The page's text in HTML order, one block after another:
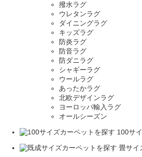
撥水ラグ
ウレタンラグ
ダイニングラグ
キッズラグ
防炎ラグ
防音ラグ
防ダニラグ
シャギーラグ
ウールラグ
あったかラグ
北欧デザインラグ
ヨーロッパ輸入ラグ
オールシーズン
100サ
畳サイ